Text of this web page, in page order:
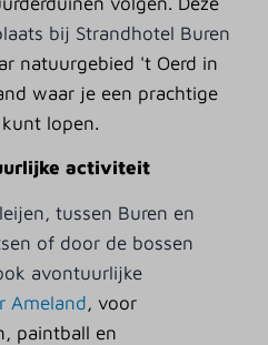
bij Strandhotel Buren
natuurgebied 't Oerd in
waar je een prachtige
lopen.
activiteit
tussen Buren en
of door de bossen
avontuurlijke
Ameland, voor
paintball en